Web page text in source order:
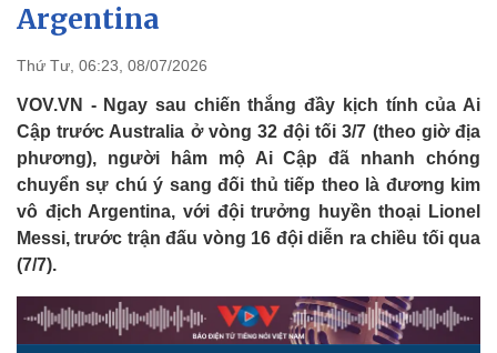
Quốc hội
Nhận diện sự thật
Argentina
Thứ Tư, 06:23, 08/07/2026
VOV.VN - Ngay sau chiến thắng đầy kịch tính của Ai
Cập trước Australia ở vòng 32 đội tối 3/7 (theo giờ địa
phương), người hâm mộ Ai Cập đã nhanh chóng
chuyển sự chú ý sang đối thủ tiếp theo là đương kim
vô địch Argentina, với đội trưởng huyền thoại Lionel
Messi, trước trận đấu vòng 16 đội diễn ra chiều tối qua
(7/7).